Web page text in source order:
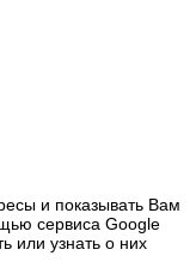
и показывать Вам
сервиса Google
или узнать о них